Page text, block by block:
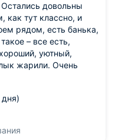
довольны
как тут классно, и
рядом, есть банька,
– все есть,
уютный,
жарили. Очень